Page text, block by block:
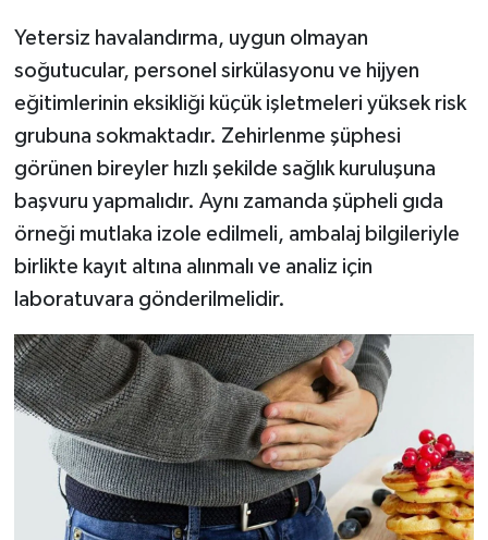
Yetersiz havalandırma, uygun olmayan
soğutucular, personel sirkülasyonu ve hijyen
eğitimlerinin eksikliği küçük işletmeleri yüksek risk
grubuna sokmaktadır. Zehirlenme şüphesi
görünen bireyler hızlı şekilde sağlık kuruluşuna
başvuru yapmalıdır. Aynı zamanda şüpheli gıda
örneği mutlaka izole edilmeli, ambalaj bilgileriyle
birlikte kayıt altına alınmalı ve analiz için
laboratuvara gönderilmelidir.